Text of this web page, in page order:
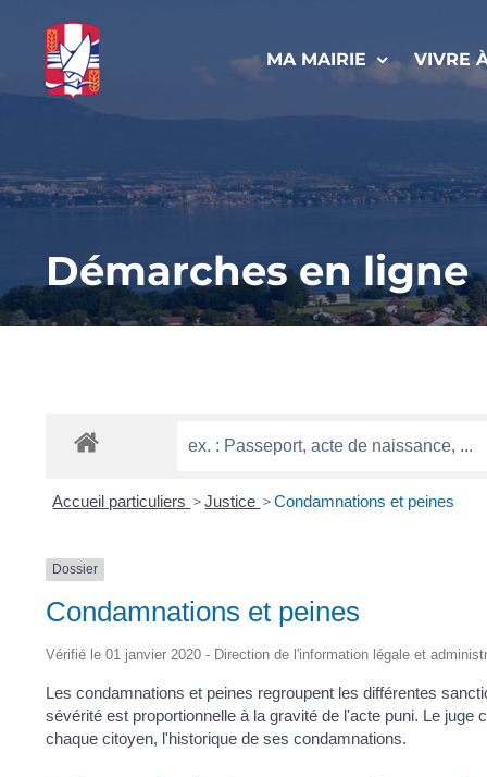
contenu
MA MAIRIE VIVRE
Démarches en ligne
Accueil particuliers > Justice > Condamnations et peines
Dossier
Condamnations et peines
Vérifié le 01 janvier 2020 - Direction de l'information légale et
Les condamnations et peines regroupent les différentes
sévérité est proportionnelle à la gravité de l'acte puni. Le
chaque citoyen, l'historique de ses condamnations.